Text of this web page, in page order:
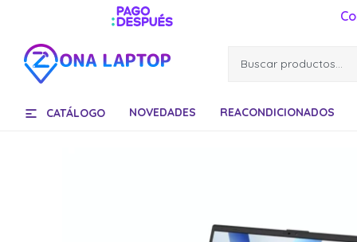
CATÁLOGO NOVEDADES REACONDICIONADOS